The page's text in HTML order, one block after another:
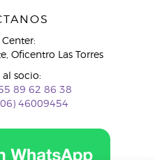
Oficentro Las Torres
socio:
89 62 86 38
46009454